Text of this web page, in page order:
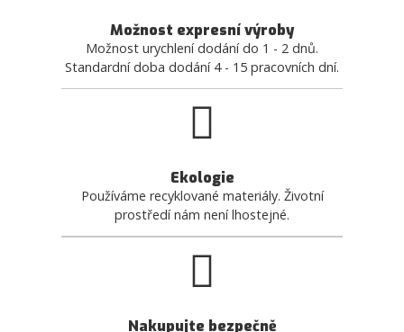
Možnost expresní výroby
Možnost urychlení dodání do 1 - 2 dnů.
Standardní doba dodání 4 - 15 pracovních dní.
Ekologie
Používáme recyklované materiály. Životní
prostředí nám není lhostejné.
Nakupujte bezpečně